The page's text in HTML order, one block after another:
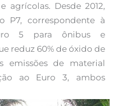
agrícolas. Desde 2012,
P7, correspondente à
5 para ônibus e
reduz 60% de óxido de
emissões de material
ao Euro 3, ambos